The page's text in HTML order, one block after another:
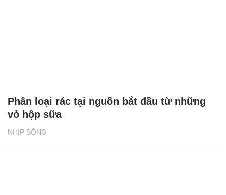
NHỊP SỐNG
Phân loại rác tại nguồn bắt đầu từ những
vỏ hộp sữa